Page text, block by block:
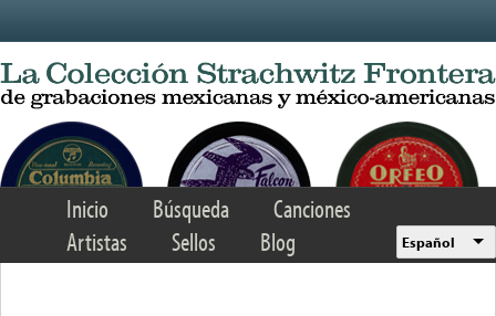
Inicio Búsqueda
Canciones
Artistas
Sellos Blog Español